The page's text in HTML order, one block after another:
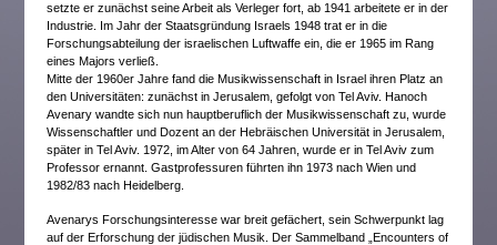
setzte er zunächst seine Arbeit als Verleger fort, ab 1941 arbeitete er in der
Industrie. Im Jahr der Staatsgründung Israels 1948 trat er in die
Forschungsabteilung der israelischen Luftwaffe ein, die er 1965 im Rang
eines Majors verließ.
Mitte der 1960er Jahre fand die Musikwissenschaft in Israel ihren Platz an
den Universitäten: zunächst in Jerusalem, gefolgt von Tel Aviv. Hanoch
Avenary wandte sich nun hauptberuflich der Musikwissenschaft zu, wurde
Wissenschaftler und Dozent an der Hebräischen Universität in Jerusalem,
später in Tel Aviv. 1972, im Alter von 64 Jahren, wurde er in Tel Aviv zum
Professor ernannt. Gastprofessuren führten ihn 1973 nach Wien und
1982/83 nach Heidelberg.
Avenarys Forschungsinteresse war breit gefächert, sein Schwerpunkt lag
auf der Erforschung der jüdischen Musik. Der Sammelband „Encounters of